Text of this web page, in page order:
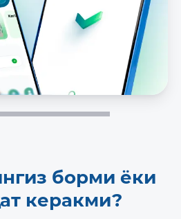
борми ёки
керакми?